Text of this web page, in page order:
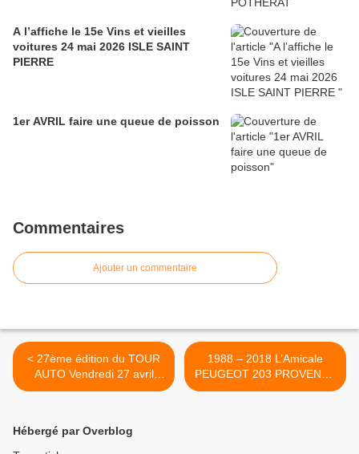
A l’affiche le 15e Vins et vieilles
voitures 24 mai 2026 ISLE SAINT
PIERRE
1er AVRIL faire une queue de poisson
Commentaires
Ajouter un commentaire
< 27ème édition du TOUR
AUTO Vendredi 27 avril
2018 : Avignon-Aix-en-
1988 – 2018 L’Amicale
PEUGEOT 203 PROVENCE
à 30 ans >
Hébergé par Overblog